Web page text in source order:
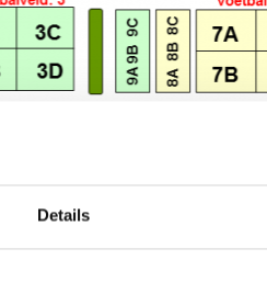
Details